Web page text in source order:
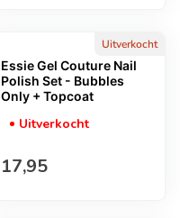
Uitverkocht
Essie Gel Couture Nail
Polish Set - Bubbles
Only + Topcoat
Uitverkocht
Normale prijs
17,95